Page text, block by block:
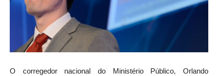
O corregedor nacional do Ministério Público, Orlando